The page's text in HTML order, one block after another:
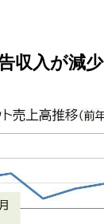
収入が減少